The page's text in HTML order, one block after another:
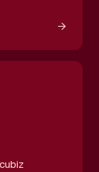
→